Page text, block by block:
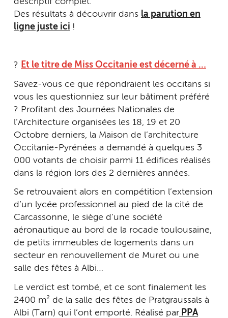
Des résultats à découvrir dans la parution en
ligne juste ici !
? Et le titre de Miss Occitanie est décerné à …
Savez-vous ce que répondraient les occitans si
vous les questionniez sur leur bâtiment préféré
? Profitant des Journées Nationales de
l’Architecture organisées les 18, 19 et 20
Octobre derniers, la Maison de l’architecture
Occitanie-Pyrénées a demandé à quelques 3
000 votants de choisir parmi 11 édifices réalisés
dans la région lors des 2 dernières années.
Se retrouvaient alors en compétition l’extension
d’un lycée professionnel au pied de la cité de
Carcassonne, le siège d’une société
aéronautique au bord de la rocade toulousaine,
de petits immeubles de logements dans un
secteur en renouvellement de Muret ou une
salle des fêtes à Albi…
Le verdict est tombé, et ce sont finalement les
2400 m² de la salle des fêtes de Pratgraussals à
Albi (Tarn) qui l’ont emporté. Réalisé par PPA